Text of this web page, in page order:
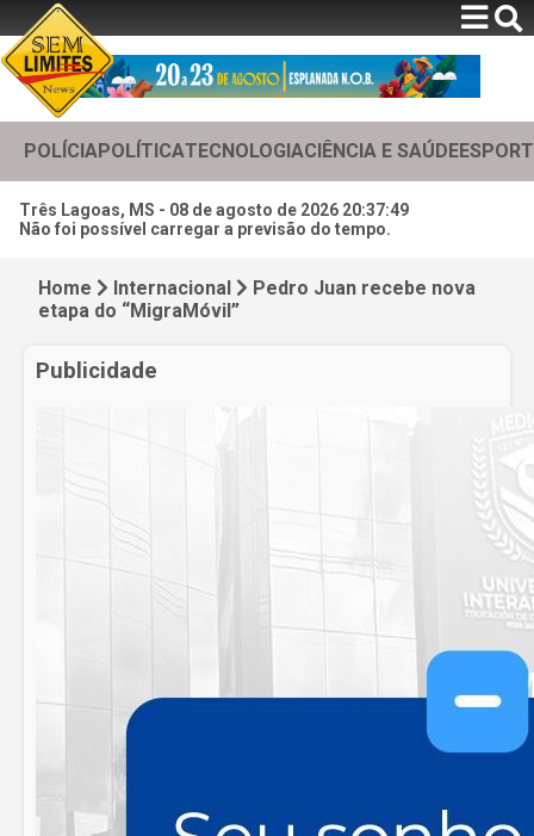
POLÍCIAPOLÍTICATECNOLOGIACIÊNCIA E SAÚDE
Três Lagoas, MS - 08 de agosto de 2026 20:37:51
Não foi possível carregar a previsão do tempo.
Home Internacional
Pedro Juan recebe nova
etapa do “MigraMóvil”
Publicidade